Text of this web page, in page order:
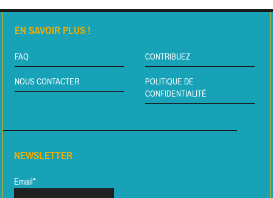
EN SAVOIR PLUS !
FAQ CONTRIBUEZ
NOUS CONTACTER
POLITIQUE DE
CONFIDENTIALITÉ
NEWSLETTER
Email*